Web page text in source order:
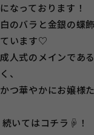
になっております！
白のバラと金銀の蝶
ています♡
成人式のメインであ
く、
かつ華やかにお嬢様
続いてはコチラ☟！